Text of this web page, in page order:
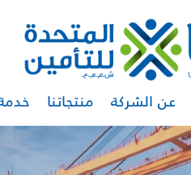
عن الشركة منتجاتنا